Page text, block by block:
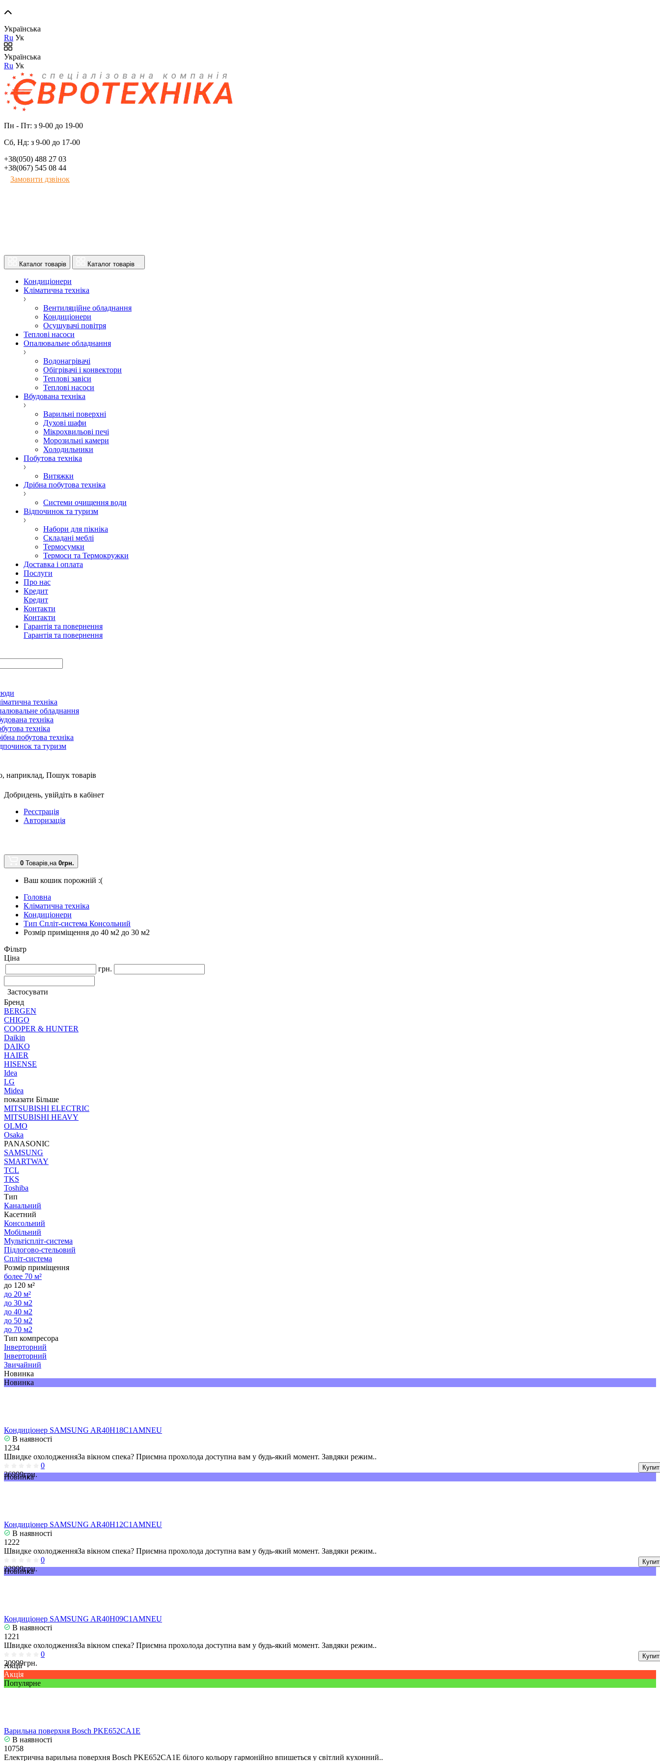
Українська
Ru Ук
Українська
Ru Ук
Пн - Пт: з 9-00 до 19-00
Сб, Нд: з 9-00 до 17-00
+38(050) 488 27 03
+38(067) 545 08 44
Замовити дзвінок
Каталог товарів Каталог товарів
Кондиціонери
Кліматична техніка
Вентиляційне обладнання
Кондиціонери
Осушувачі повітря
Теплові насоси
Опалювальне обладнання
Водонагрівачі
Обігрівачі і конвектори
Теплові завіси
Теплові насоси
Вбудована техніка
Варильні поверхні
Духові шафи
Мікрохвильові печі
Морозильні камери
Холодильники
Побутова техніка
Витяжки
Дрібна побутова техніка
Системи очищення води
Відпочинок та туризм
Набори для пікніка
Складані меблі
Термосумки
Термоси та Термокружки
Доставка і оплата
Послуги
Про нас
Кредит
Кредит
Контакти
Контакти
Гарантія та повернення
Гарантія та повернення
техніка
обладнання
техніка
техніка
побутова техніка
та туризм
наприклад, Пошук товарів
Добридень, увійдіть в кабінет
Реєстрація
Авторизація
0 Товарів,на 0грн.
Ваш кошик порожній :(
Головна
Кліматична техніка
Кондиціонери
Тип Спліт-система Консольний
Розмір приміщення до 40 м2 до 30 м2
Фільтр
Ціна
грн.
Застосувати
Бренд
BERGEN
CHIGO
COOPER & HUNTER
Daikin
DAIKO
HAIER
HISENSE
Idea
LG
Midea
показати Більше
MITSUBISHI ELECTRIC
MITSUBISHI HEAVY
OLMO
Osaka
PANASONIC
SAMSUNG
SMARTWAY
TCL
TKS
Toshiba
Тип
Канальний
Касетний
Консольний
Мобільний
Мультіспліт-система
Підлогово-стельовий
Спліт-система
Розмір приміщення
более 70 м²
до 120 м²
до 20 м²
до 30 м2
до 40 м2
до 50 м2
до 70 м2
Тип компресора
Інверторний
Інверторний
Звичайний
Новинка
Новинка
Кондиціонер SAMSUNG AR40H18C1AMNEU
В наявності
1234
Швидке охолодженняЗа вікном спека? Приємна прохолода доступна вам у будь-який момент. Завдяки режим..
0
36999грн.
Новинка
Кондиціонер SAMSUNG AR40H12C1AMNEU
В наявності
1222
Швидке охолодженняЗа вікном спека? Приємна прохолода доступна вам у будь-який момент. Завдяки режим..
0
22999грн.
Новинка
Кондиціонер SAMSUNG AR40H09C1AMNEU
В наявності
1221
Швидке охолодженняЗа вікном спека? Приємна прохолода доступна вам у будь-який момент. Завдяки режим..
0
20999грн.
Акції
Акція
Популярне
Варильна поверхня Bosch PKE652CA1E
В наявності
10758
Електрична варильна поверхня Bosch PKE652CA1E білого кольору гармонійно впишеться у світлий кухонний..